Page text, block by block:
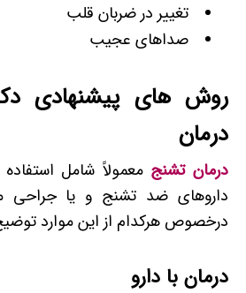
تغییر در ضربان قلب
صداهای عجیب
روش های پیشنهادی
درمان
درمان تشنج معمولاً شامل استفاده
داروهای ضد تشنج و یا جراحی
درخصوص هرکدام از این موارد
درمان با دارو